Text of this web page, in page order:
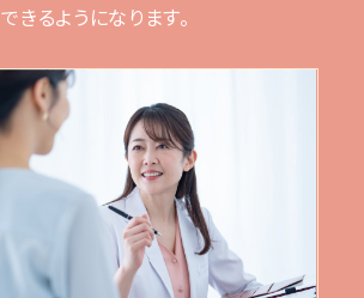
できるようになります。